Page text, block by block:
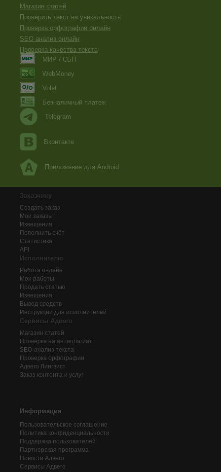
Магазин статей
Проверить текст на уникальность
Проверка орфографии онлайн
SEO анализ онлайн
Проверка качества текста
МИР / СБП
WebMoney
Volet
Безналичный платеж
Telegram
Вконтакте
Приложение для Android
Заказчику
Создать заказ
Мои заказы
Извещения
Пополнить счёт
Статистика
API
Исполнителю
Работа онлайн
Мои работы
Продать статью
Извещения
Вывод средств
Инструкции для исполнителей
Сервисы Адвего
Магазин статей
Проверка на антиплагиат
SEO-анализ текста
Проверка орфографии
Адвего Лингвист
Заказ контента и услуг
Информация
Пользовательское соглашение
Политика конфиденциальности
Поддержка пользователей
Партнерская программа
Новости Адвего
Сервисы Адвего